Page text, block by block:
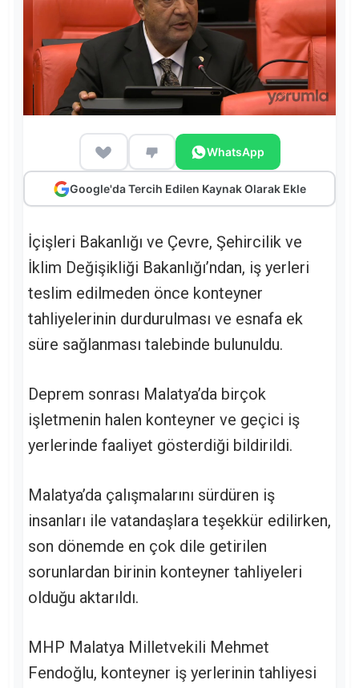
WhatsApp
Google'da Tercih Edilen Kaynak Olarak Ekle
İçişleri Bakanlığı ve Çevre, Şehircilik ve
İklim Değişikliği Bakanlığı’ndan, iş yerleri
teslim edilmeden önce konteyner
tahliyelerinin durdurulması ve esnafa ek
süre sağlanması talebinde bulunuldu.
Deprem sonrası Malatya’da birçok
işletmenin halen konteyner ve geçici iş
yerlerinde faaliyet gösterdiği bildirildi.
Malatya’da çalışmalarını sürdüren iş
insanları ile vatandaşlara teşekkür edilirken,
son dönemde en çok dile getirilen
sorunlardan birinin konteyner tahliyeleri
olduğu aktarıldı.
MHP Malatya Milletvekili Mehmet
Fendoğlu, konteyner iş yerlerinin tahliyesi